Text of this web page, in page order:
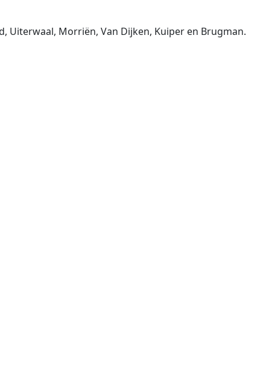
Uiterwaal, Morriën, Van Dijken, Kuiper en Brugman.